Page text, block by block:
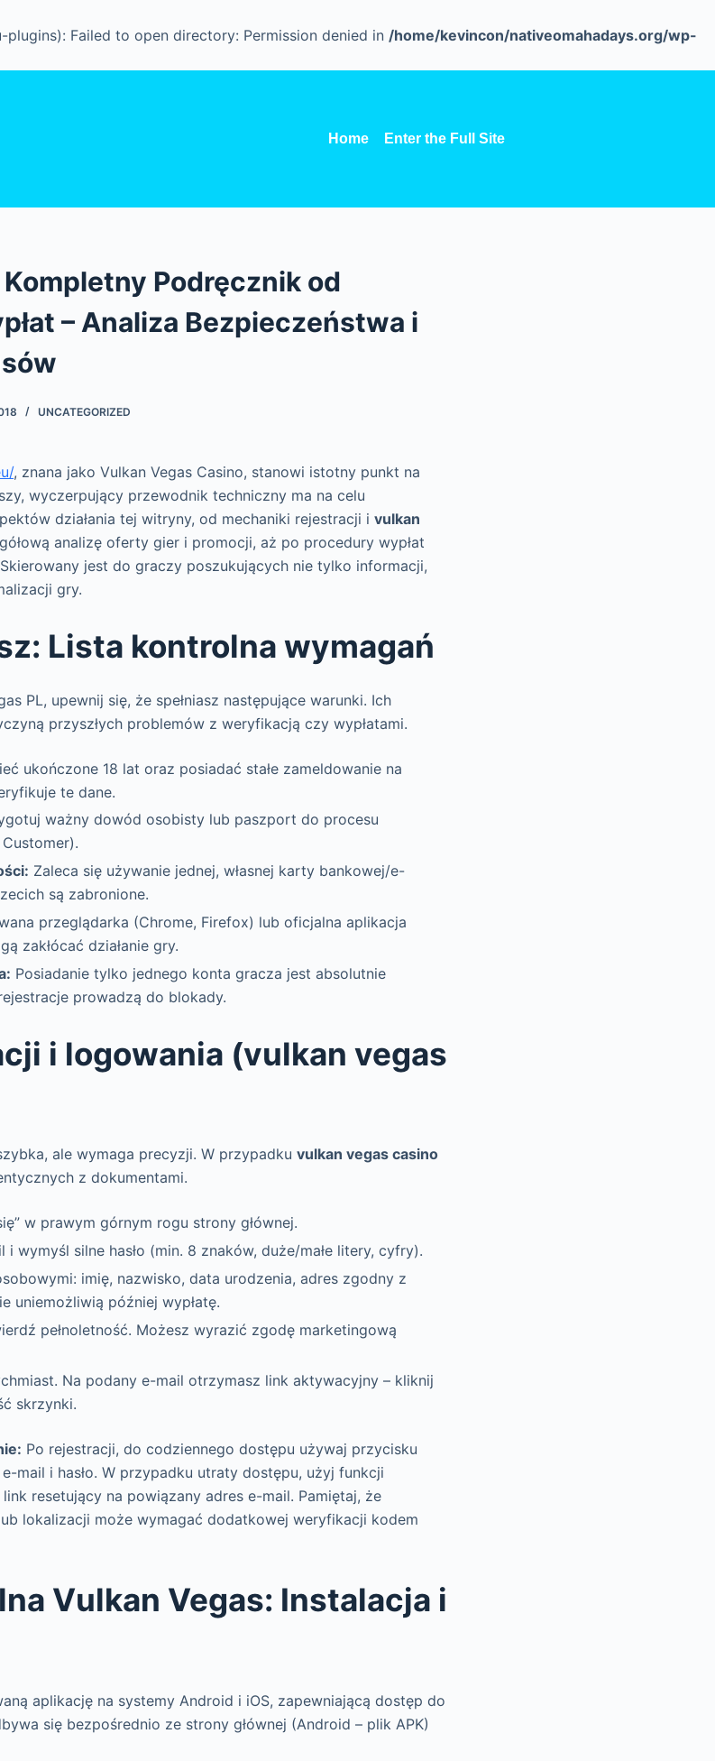
Failed to open directory: Permission denied in /home/kevincon/nativeomahadays.org/wp-
Home Enter the Full Site
Podręcznik od
– Analiza Bezpieczeństwa i
UNCATEGORIZED
, znana jako Vulkan Vegas Casino, stanowi istotny punkt na
wyczerpujący przewodnik techniczny ma na celu
działania tej witryny, od mechaniki rejestracji i vulkan
analizę oferty gier i promocji, aż po procedury wypłat
jest do graczy poszukujących nie tylko informacji,
gry.
Lista kontrolna wymagań
PL, upewnij się, że spełniasz następujące warunki. Ich
przyszłych problemów z weryfikacją czy wypłatami.
ukończone 18 lat oraz posiadać stałe zameldowanie na
te dane.
ważny dowód osobisty lub paszport do procesu
Zaleca się używanie jednej, własnej karty bankowej/e-
są zabronione.
przeglądarka (Chrome, Firefox) lub oficjalna aplikacja
zakłócać działanie gry.
Posiadanie tylko jednego konta gracza jest absolutnie
prowadzą do blokady.
i logowania (vulkan vegas
ale wymaga precyzji. W przypadku vulkan vegas casino
z dokumentami.
w prawym górnym rogu strony głównej.
wymyśl silne hasło (min. 8 znaków, duże/małe litery, cyfry).
imię, nazwisko, data urodzenia, adres zgodny z
uniemożliwią później wypłatę.
pełnoletność. Możesz wyrazić zgodę marketingową
Na podany e-mail otrzymasz link aktywacyjny – kliknij
skrzynki.
Po rejestracji, do codziennego dostępu używaj przycisku
mail i hasło. W przypadku utraty dostępu, użyj funkcji
link resetujący na powiązany adres e-mail. Pamiętaj, że
lokalizacji może wymagać dodatkowej weryfikacji kodem
Vulkan Vegas: Instalacja i
aplikację na systemy Android i iOS, zapewniającą dostęp do
się bezpośrednio ze strony głównej (Android – plik APK)